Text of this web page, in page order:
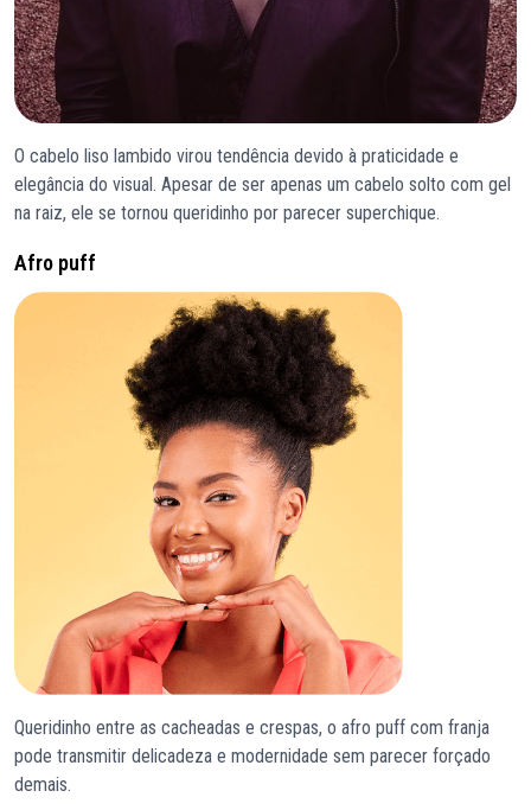
O cabelo liso lambido virou tendência devido à praticidade e
elegância do visual. Apesar de ser apenas um cabelo solto com gel
na raiz, ele se tornou queridinho por parecer superchique.
Afro puff
Queridinho entre as cacheadas e crespas, o afro puff com franja
pode transmitir delicadeza e modernidade sem parecer forçado
demais.